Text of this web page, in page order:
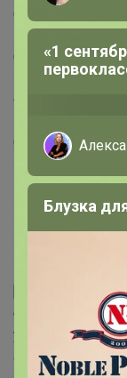
Страна: Россия
В боксе: 500 шт
Состав: Пластик
Материалы:
Фасовка: по 1 шт
Сертификат: Не
Цвет: Зелёный
Материал:
Электрический
Подходит для
адаптер для
«1
Алекса
Блузка